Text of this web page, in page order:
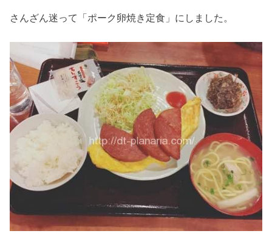
さんざん迷って「ポーク卵焼き定食」にしました。